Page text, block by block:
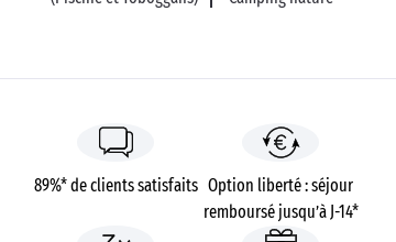
89%* de clients satisfaits Option liberté : séjour
remboursé jusqu’à J-14*